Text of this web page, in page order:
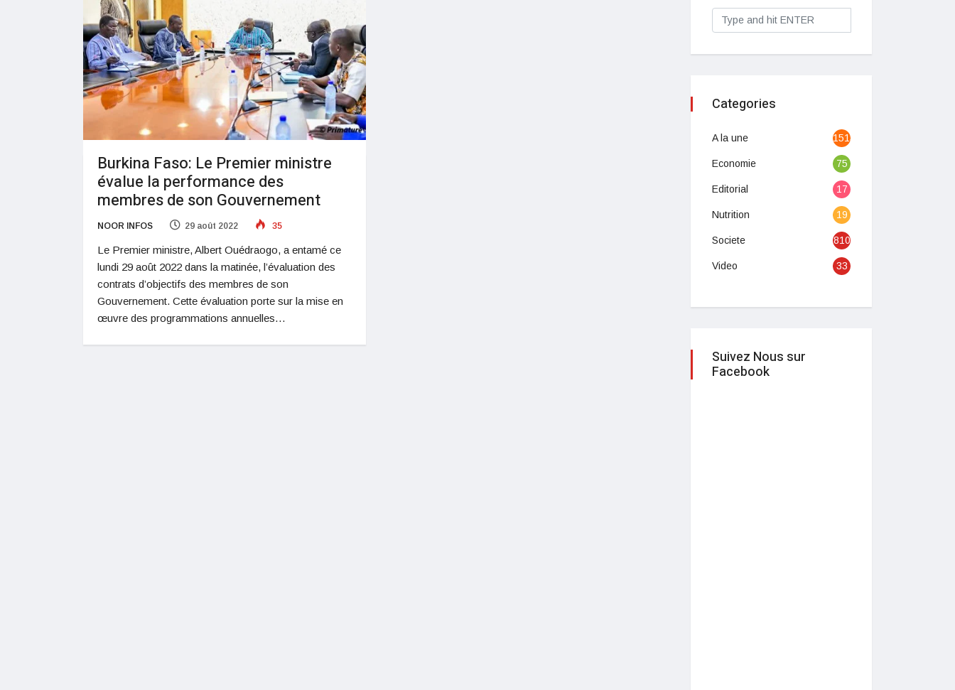
Burkina Faso: Le Premier ministre
évalue la performance des
membres de son Gouvernement
NOOR INFOS 29 août 2022 35
Le Premier ministre, Albert Ouédraogo, a entamé ce
lundi 29 août 2022 dans la matinée, l’évaluation des
contrats d’objectifs des membres de son
Gouvernement. Cette évaluation porte sur la mise en
œuvre des programmations annuelles…
Categories
A la une 1513
Economie 75
Editorial 17
Nutrition 19
Societe 810
Video 33
Suivez Nous sur
Facebook